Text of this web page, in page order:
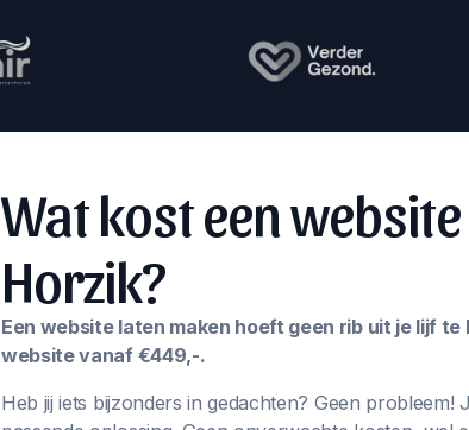
Wat kost een
Horzik?
Een website laten maken hoeft geen rib uit je lijf
website vanaf €449,-.
Heb jij iets bijzonders in gedachten? Geen